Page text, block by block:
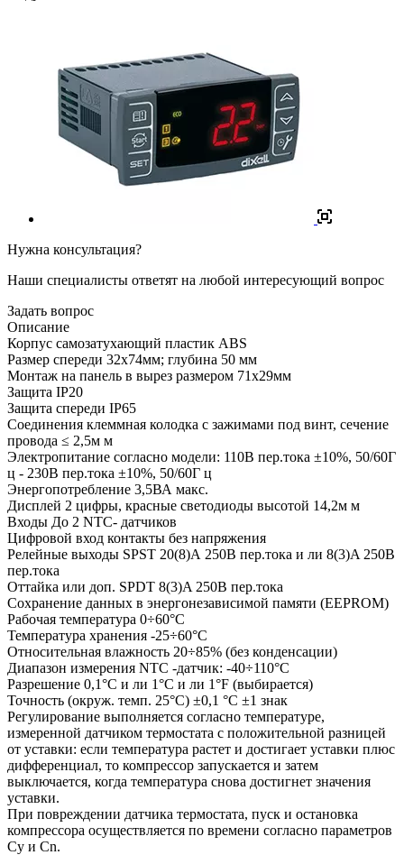
Нужна консультация?
Наши специалисты ответят на любой интересующий вопрос
Задать вопрос
Описание
Корпус самозатухающий пластик ABS
Размер спереди 32x74мм; глубина 50 мм
Монтаж на панель в вырез размером 71x29мм
Защита IP20
Защита спереди IP65
Соединения клеммная колодка с зажимами под винт, сечение
провода ≤ 2,5м м
Электропитание согласно модели: 110В пер.тока ±10%, 50/60Г
ц - 230В пер.тока ±10%, 50/60Г ц
Энергопотребление 3,5ВА макс.
Дисплей 2 цифры, красные светодиоды высотой 14,2м м
Входы До 2 NTC- датчиков
Цифровой вход контакты без напряжения
Релейные выходы SPST 20(8)А 250В пер.тока и ли 8(3)A 250В
пер.тока
Оттайка или доп. SPDT 8(3)A 250В пер.тока
Сохранение данных в энергонезависимой памяти (EEPROM)
Рабочая температура 0÷60°C
Температура хранения -25÷60°C
Относительная влажность 20÷85% (без конденсации)
Диапазон измерения NTC -датчик: -40÷110°C
Разрешение 0,1°C и ли 1°C и ли 1°F (выбирается)
Точность (окруж. темп. 25°C) ±0,1 °C ±1 знак
Регулирование выполняется согласно температуре,
измеренной датчиком термостата с положительной разницей
от уставки: если температура растет и достигает уставки плюс
дифференциал, то компрессор запускается и затем
выключается, когда температура снова достигнет значения
уставки.
При повреждении датчика термостата, пуск и остановка
компрессора осуществляется по времени согласно параметров
Cy и Cn.